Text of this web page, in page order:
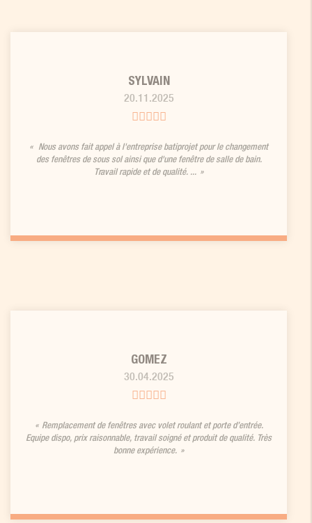
SYLVAIN
20.11.2025
Nous avons fait appel à l'entreprise batiprojet pour le changement
des fenêtres de sous sol ainsi que d'une fenêtre de salle de bain.
Travail rapide et de qualité. ...
GOMEZ
30.04.2025
Remplacement de fenêtres avec volet roulant et porte d’entrée.
Equipe dispo, prix raisonnable, travail soigné et produit de qualité. Très
bonne expérience.